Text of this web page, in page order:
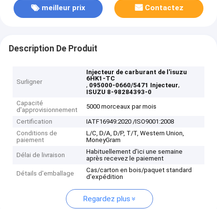
meilleur prix Contactez
Description De Produit
Surligner
Injecteur de carburant de l'isuzu
6HK1-TC
, 095000-0660/5471 Injecteur,
ISUZU 8-98284393-0
Capacité
d'approvisionnement
5000 morceaux par mois
Certification
IATF16949:2020 /ISO9001:2008
Conditions de
paiement
L/C, D/A, D/P, T/T, Western Union,
MoneyGram
Délai de livraison
Habituellement d'ici une semaine
après recevez le paiement
Détails d'emballage
Cas/carton en bois/paquet standard
d'expédition
Regardez plus